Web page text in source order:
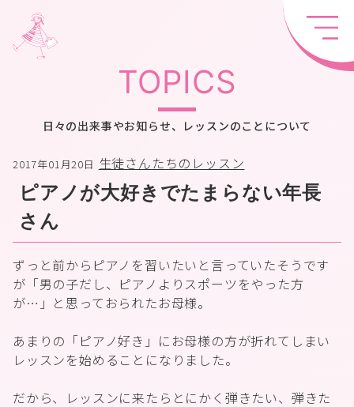
TOPICS
日々の出来事やお知らせ、レッスンのことについて
2017年01月20日 生徒さんたちのレッスン
ピアノが大好きでたまらない年長
さん
ずっと前からピアノを習いたいと言っていたそうです
が「男の子だし、ピアノよりスポーツをやった方
が…」と思っておられたお母様。
あまりの「ピアノ好き」にお母様の方が折れてしまい
レッスンを始めることになりました。
だから、レッスンに来たらとにかく弾きたい、弾きた